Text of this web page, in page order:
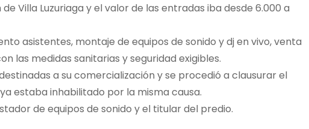
Villa Luzuriaga y el valor de las entradas iba desde 6.000 a
asistentes, montaje de equipos de sonido y dj en vivo, venta
las medidas sanitarias y seguridad exigibles.
a su comercialización y se procedió a clausurar el
estaba inhabilitado por la misma causa.
de equipos de sonido y el titular del predio.